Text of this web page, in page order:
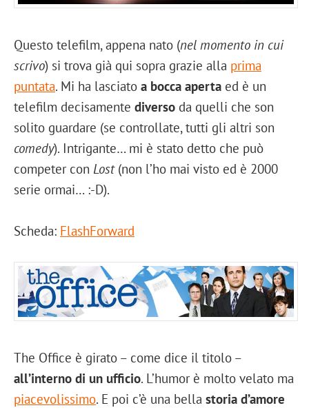
Questo telefilm, appena nato (nel momento in cui
scrivo) si trova già qui sopra grazie alla prima
puntata. Mi ha lasciato a bocca aperta ed è un
telefilm decisamente diverso da quelli che son
solito guardare (se controllate, tutti gli altri son
comedy). Intrigante… mi è stato detto che può
competer con Lost(non l’ho mai visto ed è 2000
serie ormai… :-D).
Scheda: FlashForward
The Office è girato – come dice il titolo –
all’interno di un ufficio. L’humor è molto velato ma
piacevolissimo. E poi c’è una bella storia d’amore